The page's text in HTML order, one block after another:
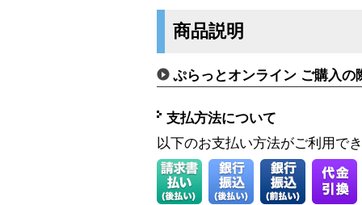
商品説明
ぷらっとオンライン ご購入の
支払方法について
以下のお支払い方法がご利用で